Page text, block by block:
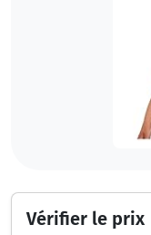
Vérifier le prix